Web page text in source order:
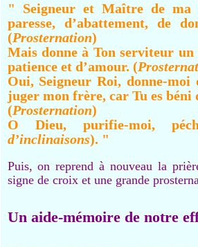
" Seigneur et Maître de ma
paresse, d’abattement, de
(Prosternation)
Mais donne à Ton serviteur
patience et d’amour. (
Oui, Seigneur Roi, donne-moi
juger mon frère, car Tu es béni
(Prosternation)
O Dieu, purifie-moi,
d’inclinaisons). "
Puis, on reprend à nouveau la
signe de croix et une grande
Un aide-mémoire de notre